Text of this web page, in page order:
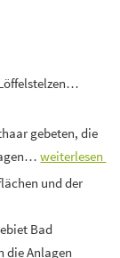
gebeten, die
weiterlesen
und der
Bad
die Anlagen